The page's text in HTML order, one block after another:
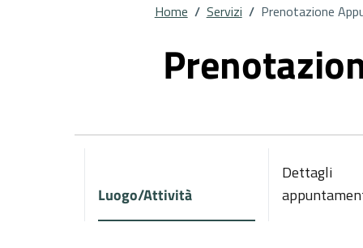
Home / Servizi / Prenotazione
Luogo/Attività
Dettagli